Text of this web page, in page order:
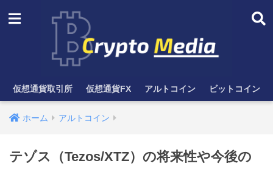
仮想通貨取引所 仮想通貨FX アルトコイン ビットコイン
ホーム アルトコイン
テゾス（Tezos/XTZ）の将来性や今後の